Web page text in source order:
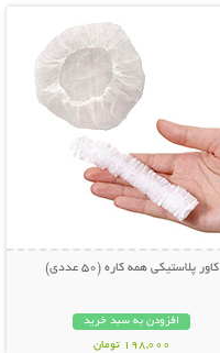
کاور پلاستیکی همه کاره (50 عددی)
افزودن به سبد خرید
198,000 تومان